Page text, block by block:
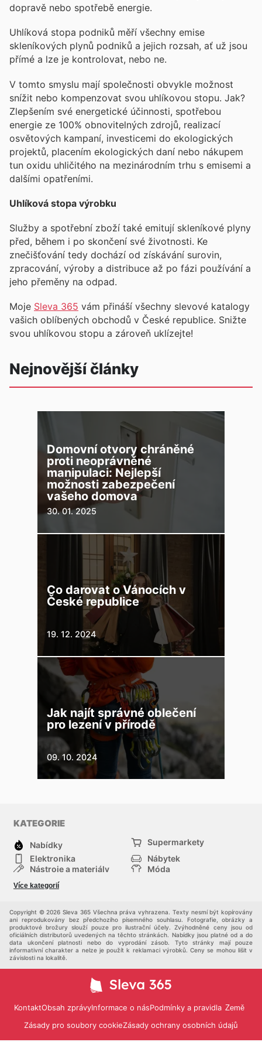
dopravě nebo spotřebě energie.
Uhlíková stopa podniků měří všechny emise
skleníkových plynů podniků a jejich rozsah, ať už jsou
přímé a lze je kontrolovat, nebo ne.
V tomto smyslu mají společnosti obvykle možnost
snížit nebo kompenzovat svou uhlíkovou stopu. Jak?
Zlepšením své energetické účinnosti, spotřebou
energie ze 100% obnovitelných zdrojů, realizací
osvětových kampaní, investicemi do ekologických
projektů, placením ekologických daní nebo nákupem
tun oxidu uhličitého na mezinárodním trhu s emisemi a
dalšími opatřeními.
Uhlíková stopa výrobku
Služby a spotřební zboží také emitují skleníkové plyny
před, během i po skončení své životnosti. Ke
znečišťování tedy dochází od získávání surovin,
zpracování, výroby a distribuce až po fázi používání a
jeho přeměny na odpad.
Moje Sleva 365 vám přináší všechny slevové katalogy
vašich oblíbených obchodů v České republice. Snižte
svou uhlíkovou stopu a zároveň uklízejte!
Nejnovější články
Domovní otvory chráněné
proti neoprávněné
manipulaci: Nejlepší
možnosti zabezpečení
vašeho domova
30. 01. 2025
Co darovat o Vánocích v
České republice
19. 12. 2024
Jak najít správné oblečení
pro lezení v přírodě
09. 10. 2024
KATEGORIE
Nabídky
Supermarkety
Elektronika
Nábytek
Nástroje a materiály
Móda
Děti
Více kategorií
Copyright © 2026 Sleva 365 Všechna práva vyhrazena. Texty nesmí být kopírovány
ani reprodukovány bez předchozího písemného souhlasu. Fotografie, obrázky a
produktové brožury slouží pouze pro ilustrační účely. Zvýhodněné ceny jsou od
oficiálních distributorů uvedených na těchto stránkách. Nabídky jsou platné od a do
data ukončení platnosti nebo do vyprodání zásob. Tyto stránky mají pouze
informativní charakter a nelze je použít k reklamaci výrobků. Ceny se mohou lišit v
závislosti na lokalitě.
KontaktObsah zprávyInformace o násPodmínky a pravidla Země
Zásady pro soubory cookieZásady ochrany osobních údajů